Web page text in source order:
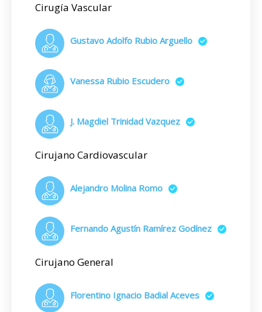
Cirugía Vascular
Gustavo Adolfo Rubio Arguello
Vanessa Rubio Escudero
J. Magdiel Trinidad Vazquez
Cirujano Cardiovascular
Alejandro Molina Romo
Fernando Agustín Ramírez Godínez
Cirujano General
Florentino Ignacio Badial Aceves